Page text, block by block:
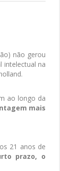
não gerou
intelectual na
ao longo da
mais
21 anos de
prazo, o